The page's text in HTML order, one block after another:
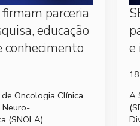
parceria
educação
conhecimento
Oncologia Clínica
Neuro-
(SNOLA)
e
A